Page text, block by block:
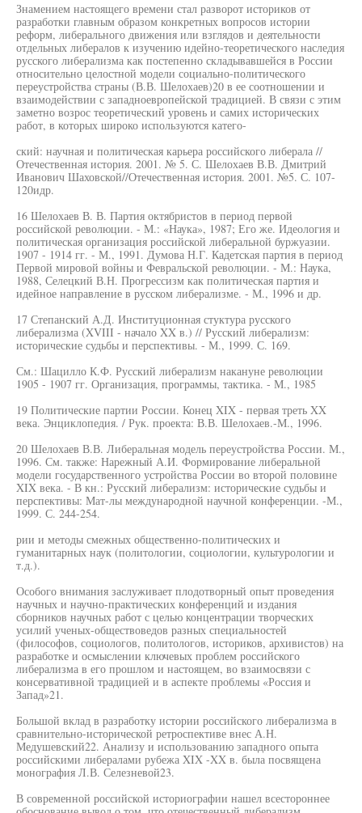
Знамением настоящего времени стал разворот историков от
разработки главным образом конкретных вопросов истории
реформ, либерального движения или взглядов и деятельности
отдельных либералов к изучению идейно-теоретического наследия
русского либерализма как постепенно складывавшейся в России
относительно целостной модели социально-политического
переустройства страны (В.В. Шелохаев)20 в ее соотношении и
взаимодействии с западноевропейской традицией. В связи с этим
заметно возрос теоретический уровень и самих исторических
работ, в которых широко используются катего-
ский: научная и политическая карьера российского либерала //
Отечественная история. 2001. № 5. С. Шелохаев В.В. Дмитрий
Иванович Шаховской//Отечественная история. 2001. №5. С. 107-
120идр.
16 Шелохаев В. В. Партия октябристов в период первой
российской революции. - М.: «Наука», 1987; Его же. Идеология и
политическая организация российской либеральной буржуазии.
1907 - 1914 гг. - М., 1991. Думова Н.Г. Кадетская партия в период
Первой мировой войны и Февральской революции. - М.: Наука,
1988, Селецкий В.Н. Прогрессизм как политическая партия и
идейное направление в русском либерализме. - М., 1996 и др.
17 Степанский А.Д. Институционная стуктура русского
либерализма (XVIII - начало XX в.) // Русский либерализм:
исторические судьбы и перспективы. - М., 1999. С. 169.
См.: Шацилло К.Ф. Русский либерализм накануне революции
1905 - 1907 гг. Организация, программы, тактика. - М., 1985
19 Политические партии России. Конец XIX - первая треть XX
века. Энциклопедия. / Рук. проекта: В.В. Шелохаев.-М., 1996.
20 Шелохаев В.В. Либеральная модель переустройства России. М.,
1996. См. также: Нарежный А.И. Формирование либеральной
модели государственного устройства России во второй половине
XIX века. - В кн.: Русский либерализм: исторические судьбы и
перспективы: Мат-лы международной научной конференции. -М.,
1999. С. 244-254.
рии и методы смежных общественно-политических и
гуманитарных наук (политологии, социологии, культурологии и
т.д.).
Особого внимания заслуживает плодотворный опыт проведения
научных и научно-практических конференций и издания
сборников научных работ с целью концентрации творческих
усилий ученых-обществоведов разных специальностей
(философов, социологов, политологов, историков, архивистов) на
разработке и осмыслении ключевых проблем российского
либерализма в его прошлом и настоящем, во взаимосвязи с
консервативной традицией и в аспекте проблемы «Россия и
Запад»21.
Большой вклад в разработку истории российского либерализма в
сравнительно-исторической ретроспективе внес А.Н.
Медушевский22. Анализу и использованию западного опыта
российскими либералами рубежа XIX -XX в. была посвящена
монография Л.В. Селезневой23.
В современной российской историографии нашел всестороннее